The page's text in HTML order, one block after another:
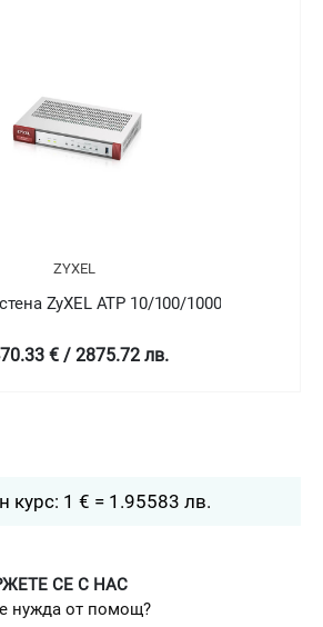
ZYXEL
ZyXEL ATP 10/100/1000
€ / 2875.72 лв.
курс: 1 € = 1.95583 лв.
СЕ С НАС
нужда от помощ?